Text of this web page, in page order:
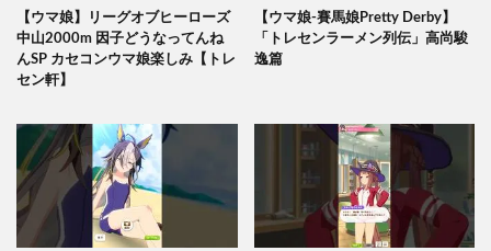
【ウマ娘】リーグオブヒーローズ
中山2000m 因子どうなってんね
んSP カセコンウマ娘楽しみ【トレ
セン軒】
【ウマ娘-賽馬娘Pretty Derby】
「トレセンラーメン列伝」高尚駿
逸篇